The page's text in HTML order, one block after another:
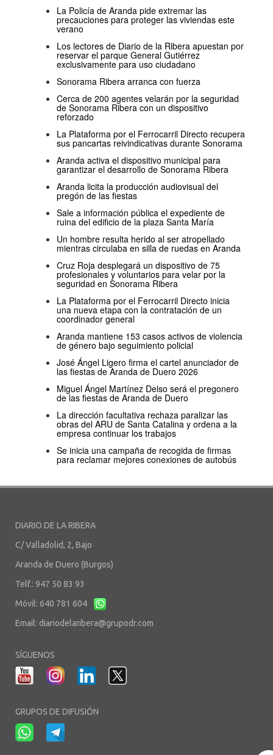
La Policía de Aranda pide extremar las
precauciones para proteger las viviendas este
verano
Los lectores de Diario de la Ribera apuestan por
reservar el parque General Gutiérrez
exclusivamente para uso ciudadano
Sonorama Ribera arranca con fuerza
Cerca de 200 agentes velarán por la seguridad
de Sonorama Ribera con un dispositivo
reforzado
La Plataforma por el Ferrocarril Directo recupera
sus pancartas reivindicativas durante Sonorama
Aranda activa el dispositivo municipal para
garantizar el desarrollo de Sonorama Ribera
Aranda licita la producción audiovisual del
pregón de las fiestas
Sale a información pública el expediente de
ruina del edificio de la plaza Santa María
Un hombre resulta herido al ser atropellado
mientras circulaba en silla de ruedas en Aranda
Cruz Roja desplegará un dispositivo de 75
profesionales y voluntarios para velar por la
seguridad en Sonorama Ribera
La Plataforma por el Ferrocarril Directo inicia
una nueva etapa con la contratación de un
coordinador general
Aranda mantiene 153 casos activos de violencia
de género bajo seguimiento policial
José Ángel Ligero firma el cartel anunciador de
las fiestas de Aranda de Duero 2026
Miguel Ángel Martínez Delso será el pregonero
de las fiestas de Aranda de Duero
La dirección facultativa rechaza paralizar las
obras del ARU de Santa Catalina y ordena a la
empresa continuar los trabajos
Se inicia una campaña de recogida de firmas
para reclamar mejores conexiones de autobús
DIARIO DE LA RIBERA
C/ Valladolid, 2, Bajo
Aranda de Duero (Burgos)
Telf.: 947 50 83 93
Móvil: 640 781 604
Email: diariodelaribera@grupodr.com
SÍGUENOS
GRUPOS DE DIFUSIÓN